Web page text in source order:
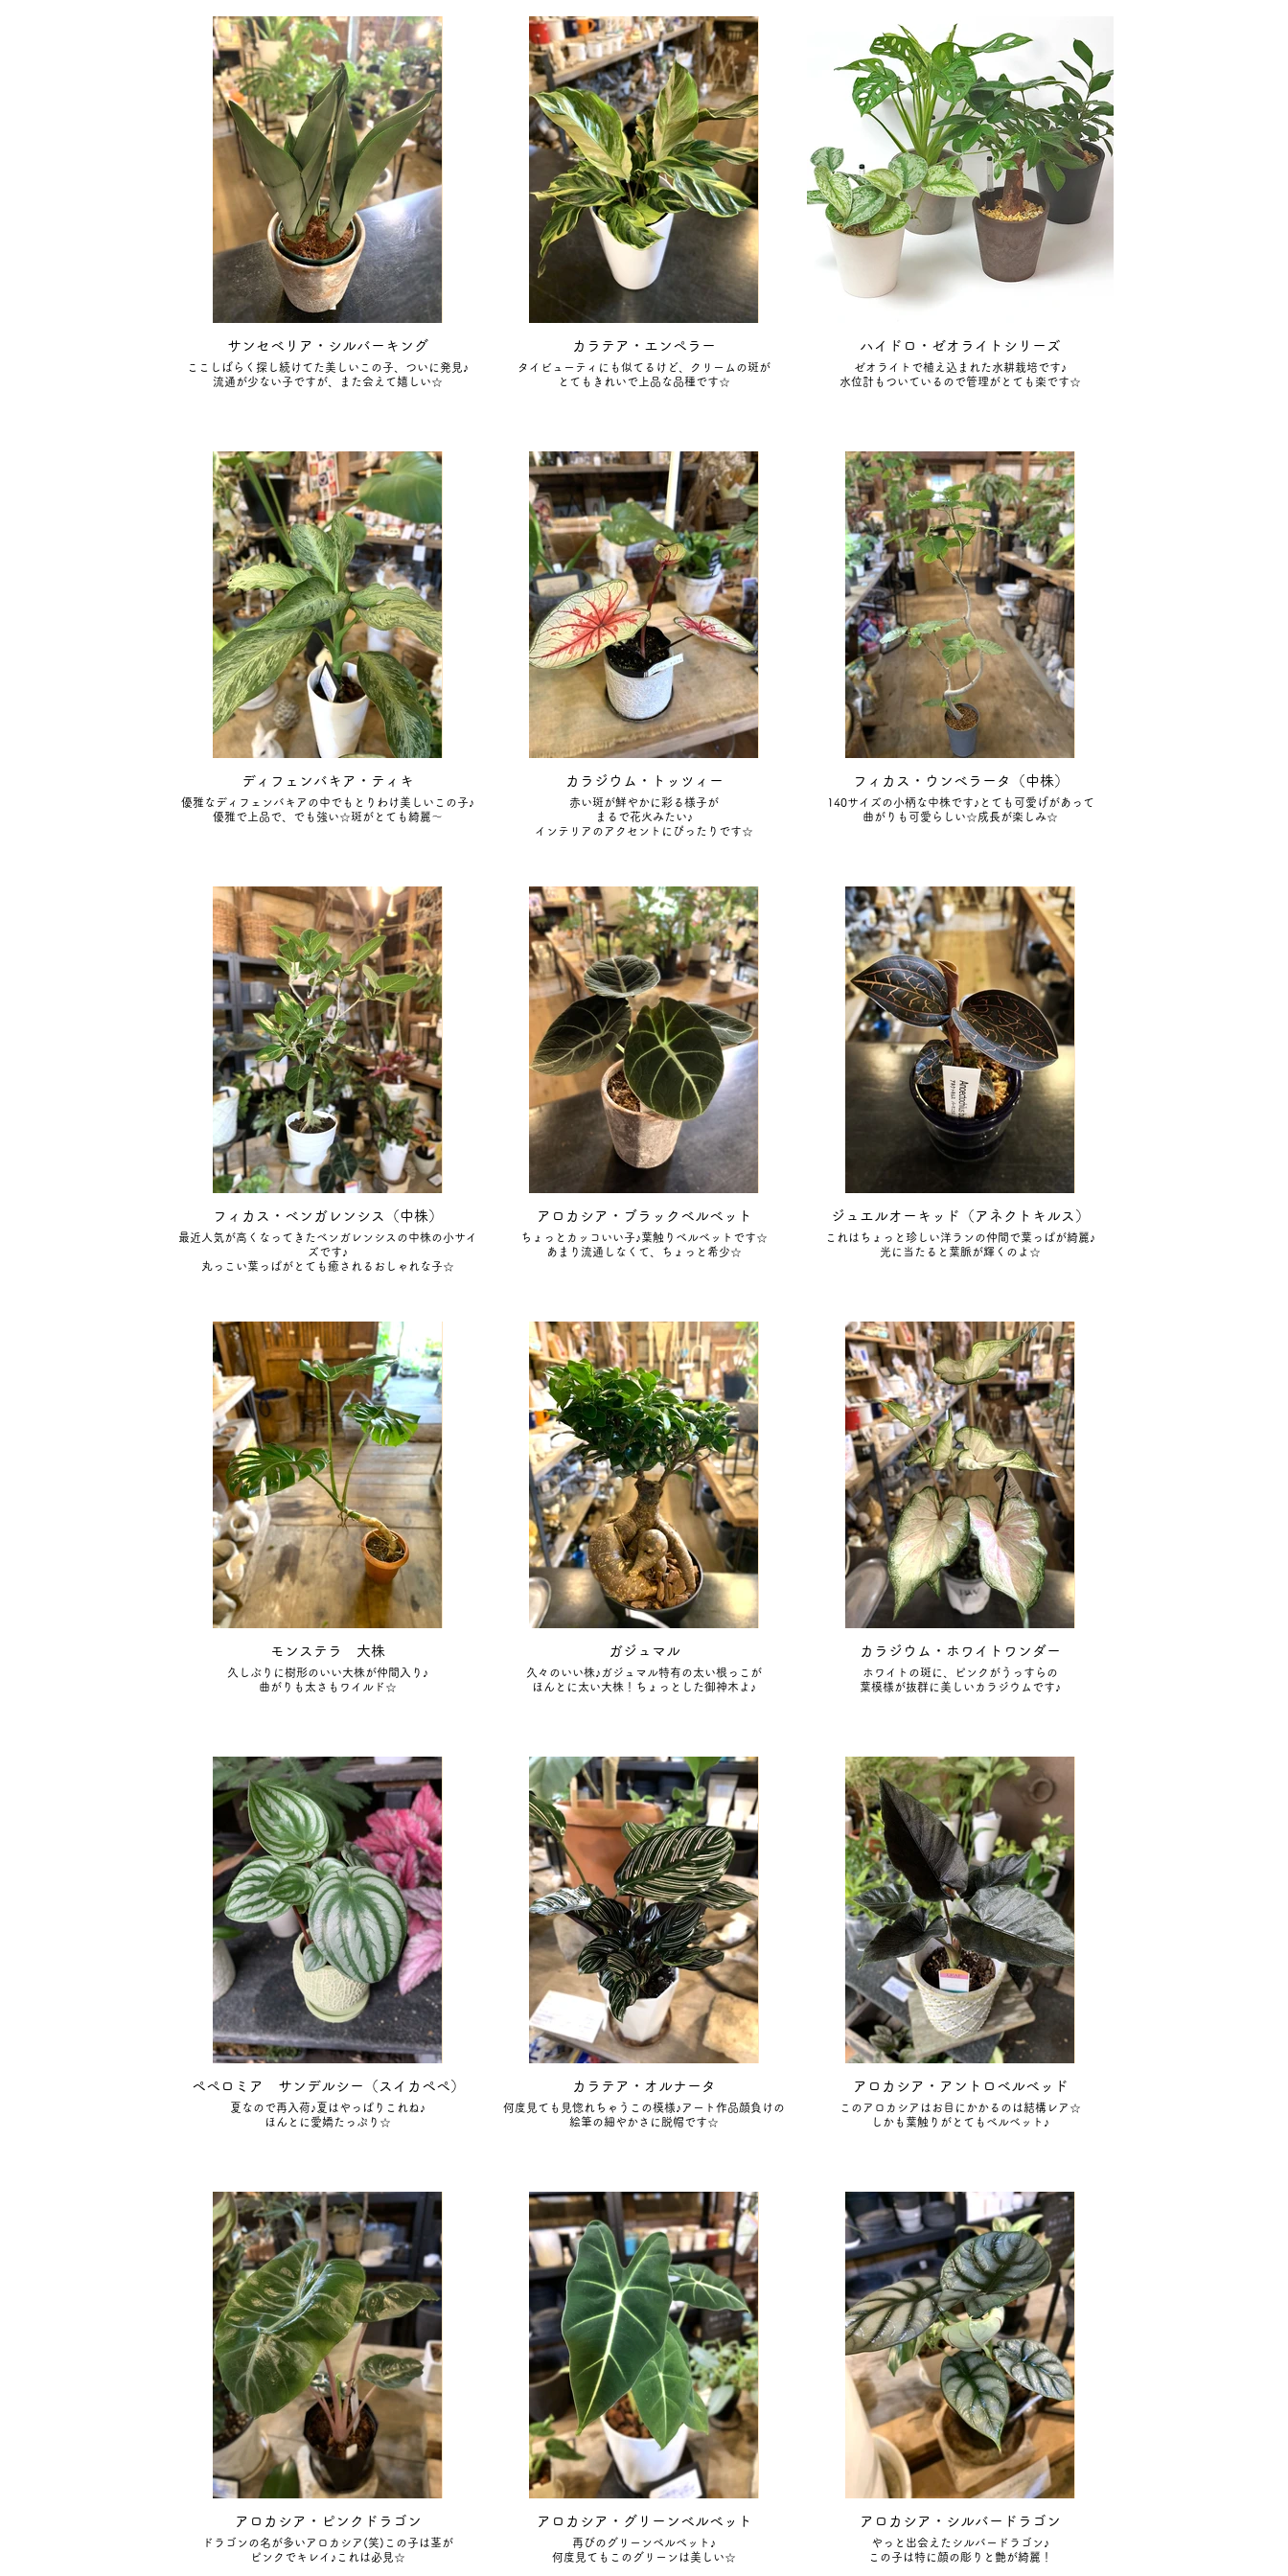
サンセベリア・シルバーキング
ここしばらく探し続けてた美しいこの子、ついに発見♪
流通が少ない子ですが、また会えて嬉しい☆
カラテア・エンペラー
タイビューティにも似てるけど、クリームの斑が
とてもきれいで上品な品種です☆
ハイドロ・ゼオライトシリーズ
ゼオライトで植え込まれた水耕栽培です♪
水位計もついているので管理がとても楽です☆
ディフェンバキア・ティキ
優雅なディフェンバキアの中でもとりわけ美しいこの子♪
優雅で上品で、でも強い☆斑がとても綺麗～
カラジウム・トッツィー
赤い斑が鮮やかに彩る様子が
まるで花火みたい♪
インテリアのアクセントにぴったりです☆
フィカス・ウンベラータ（中株）
140サイズの小柄な中株です♪とても可愛げがあって
曲がりも可愛らしい☆成長が楽しみ☆
フィカス・ベンガレンシス（中株）
最近人気が高くなってきたベンガレンシスの中株の小サイ
ズです♪
丸っこい葉っぱがとても癒されるおしゃれな子☆
アロカシア・ブラックベルベット
ちょっとカッコいい子♪葉触りベルベットです☆
あまり流通しなくて、ちょっと希少☆
ジュエルオーキッド（アネクトキルス）
これはちょっと珍しい洋ランの仲間で葉っぱが綺麗♪
光に当たると葉脈が輝くのよ☆
モンステラ 大株
久しぶりに樹形のいい大株が仲間入り♪
曲がりも太さもワイルド☆
ガジュマル
久々のいい株♪ガジュマル特有の太い根っこが
ほんとに太い大株！ちょっとした御神木よ♪
カラジウム・ホワイトワンダー
ホワイトの斑に、ピンクがうっすらの
葉模様が抜群に美しいカラジウムです♪
ペペロミア サンデルシー（スイカペペ）
夏なので再入荷♪夏はやっぱりこれね♪
ほんとに愛嬌たっぷり☆
カラテア・オルナータ
何度見ても見惚れちゃうこの模様♪アート作品顔負けの
絵筆の細やかさに脱帽です☆
アロカシア・アントロベルベッド
このアロカシアはお目にかかるのは結構レア☆
しかも葉触りがとてもベルベット♪
アロカシア・ピンクドラゴン
ドラゴンの名が多いアロカシア(笑)この子は茎が
ピンクでキレイ♪これは必見☆
アロカシア・グリーンベルベット
再びのグリーンベルベット♪
何度見てもこのグリーンは美しい☆
アロカシア・シルバードラゴン
やっと出会えたシルバードラゴン♪
この子は特に顔の彫りと艶が綺麗！